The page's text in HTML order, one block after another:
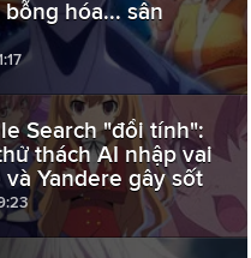
bỗng hóa... sân
Search "đổi tính":
thách AI nhập vai
và Yandere gây sốt